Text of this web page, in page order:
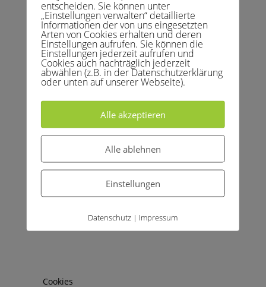
Archive
April 2026
April 2025
Kategorien
Allgemein
Training
Cookies
entscheiden. Sie können unter
„Einstellungen verwalten“ detaillierte
Informationen der von uns eingesetzten
Arten von Cookies erhalten und deren
Einstellungen aufrufen. Sie können die
Einstellungen jederzeit aufrufen und
Cookies auch nachträglich jederzeit
abwählen (z.B. in der Datenschutzerklärung
oder unten auf unserer Webseite).
Alle akzeptieren
Alle ablehnen
Einstellungen
Datenschutz | Impressum